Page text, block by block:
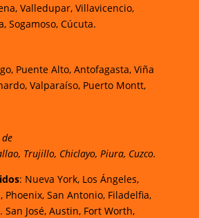
Valledupar, Villavicencio,
Sogamoso, Cúcuta.
Puente Alto, Antofagasta, Viña
Valparaíso, Puerto Montt,
, Trujillo, Chiclayo, Piura, Cuzco.
: Nueva York, Los Ángeles,
Phoenix, San Antonio, Filadelfia,
San José, Austin, Fort Worth,